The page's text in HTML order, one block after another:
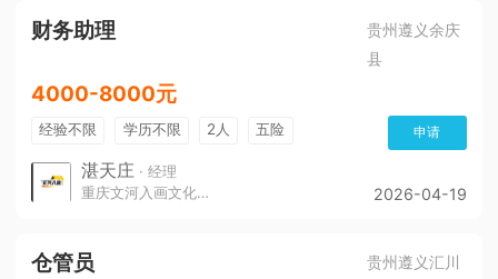
财务助理
贵州遵义余庆
县
4000-8000元
经验不限 学历不限 2人
五险
带薪年假
年终奖
年底双薪
申请
湛天庄 · 经理
重庆文河入画文化传播责任有限公司
2026-04-19
仓管员
贵州遵义汇川